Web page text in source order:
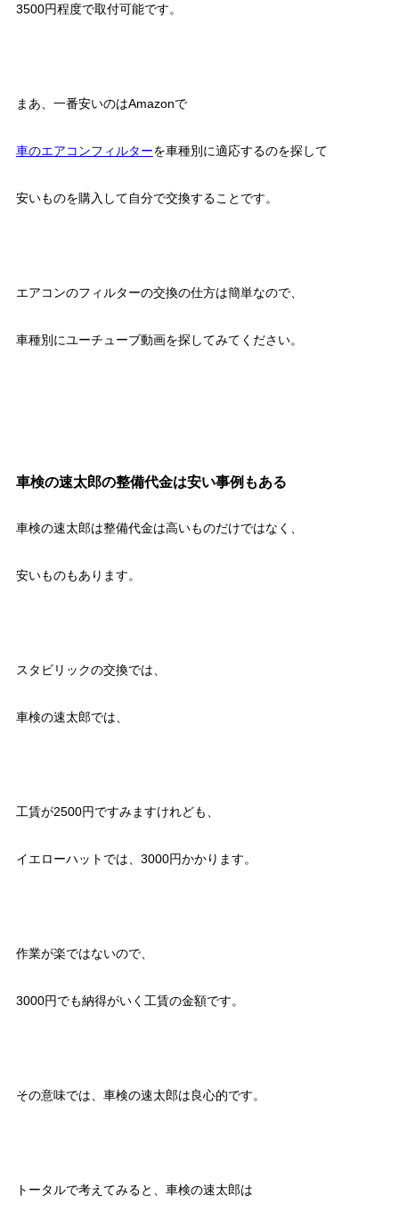
3500円程度で取付可能です。
まあ、一番安いのはAmazonで
車のエアコンフィルターを車種別に適応するのを探して
安いものを購入して自分で交換することです。
エアコンのフィルターの交換の仕方は簡単なので、
車種別にユーチューブ動画を探してみてください。
車検の速太郎の整備代金は安い事例もある
車検の速太郎は整備代金は高いものだけではなく、
安いものもあります。
スタビリックの交換では、
車検の速太郎では、
工賃が2500円ですみますけれども、
イエローハットでは、3000円かかります。
作業が楽ではないので、
3000円でも納得がいく工賃の金額です。
その意味では、車検の速太郎は良心的です。
トータルで考えてみると、車検の速太郎は